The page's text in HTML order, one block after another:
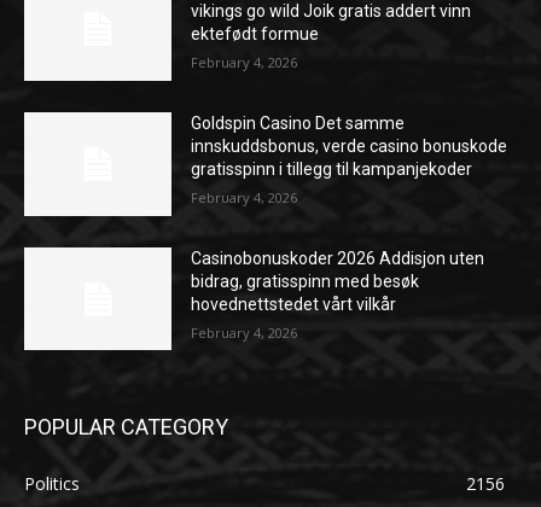
vikings go wild Joik gratis addert vinn
ektefødt formue
February 4, 2026
Goldspin Casino Det samme
innskuddsbonus, verde casino bonuskode
gratisspinn i tillegg til kampanjekoder
February 4, 2026
Casinobonuskoder 2026 Addisjon uten
bidrag, gratisspinn med besøk
hovednettstedet vårt vilkår
February 4, 2026
POPULAR CATEGORY
Politics
2156